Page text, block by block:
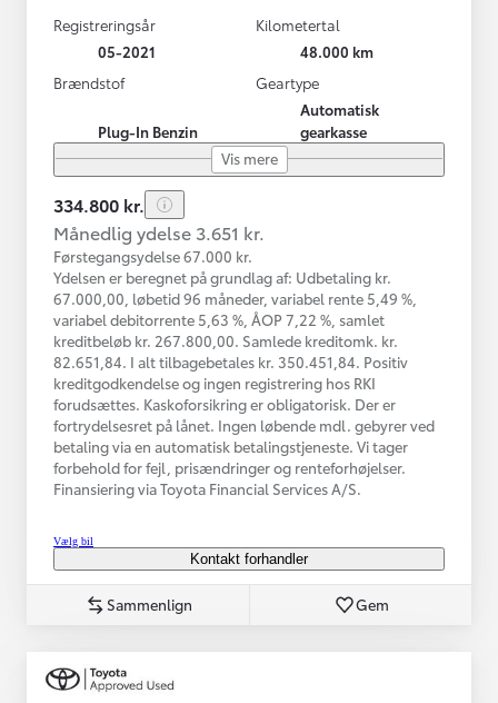
Registreringsår
05-2021
Kilometertal
48.000 km
Brændstof
Plug-In Benzin
Geartype
Automatisk
gearkasse
Vis mere
334.800 kr.
Månedlig ydelse 3.651 kr.
Førstegangsydelse 67.000 kr.
Ydelsen er beregnet på grundlag af: Udbetaling kr.
67.000,00, løbetid 96 måneder, variabel rente 5,49 %,
variabel debitorrente 5,63 %, ÅOP 7,22 %, samlet
kreditbeløb kr. 267.800,00. Samlede kreditomk. kr.
82.651,84. I alt tilbagebetales kr. 350.451,84. Positiv
kreditgodkendelse og ingen registrering hos RKI
forudsættes. Kaskoforsikring er obligatorisk. Der er
fortrydelsesret på lånet. Ingen løbende mdl. gebyrer ved
betaling via en automatisk betalingstjeneste. Vi tager
forbehold for fejl, prisændringer og renteforhøjelser.
Finansiering via Toyota Financial Services A/S.
Vælg bil
Kontakt forhandler
Sammenlign Gem